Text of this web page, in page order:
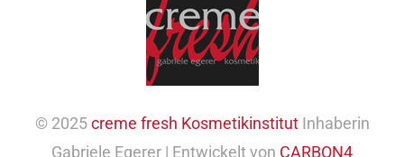
© 2025creme fresh KosmetikinstitutInhaberin
Gabriele Egerer | Entwickelt von CARBON4